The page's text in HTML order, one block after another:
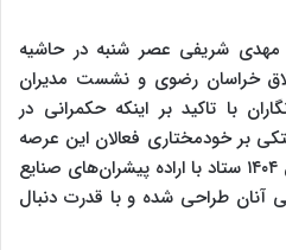
شریفی عصر شنبه در حاشیه
خراسان رضوی و نشست مدیران
با تاکید بر اینکه حکمرانی در
بر خودمختاری فعالان این عرصه
است، اظهار کرد: برنامه‌های سال ۱۴۰۴ ستاد با اراده پیشران‌های صنایع
آنان طراحی شده و با قدرت دنبال